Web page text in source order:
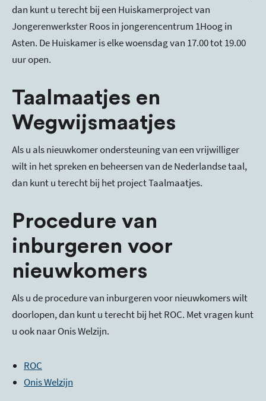
dan kunt u terecht bij een Huiskamerproject van
Jongerenwerkster Roos in jongerencentrum 1Hoog in
Asten. De Huiskamer is elke woensdag van 17.00 tot 19.00
uur open.
Taalmaatjes en
Wegwijsmaatjes
Als u als nieuwkomer ondersteuning van een vrijwilliger
wilt in het spreken en beheersen van de Nederlandse taal,
dan kunt u terecht bij het project Taalmaatjes.
Procedure van
inburgeren voor
nieuwkomers
Als u de procedure van inburgeren voor nieuwkomers wilt
doorlopen, dan kunt u terecht bij het ROC. Met vragen kunt
u ook naar Onis Welzijn.
ROC
Onis Welzijn